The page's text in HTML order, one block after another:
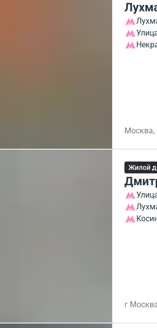
Москва,
Жилой
г